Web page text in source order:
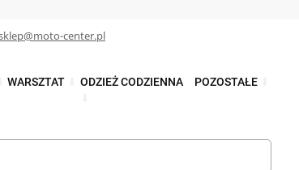
center.pl
WARSZTAT
ODZIEŻ CODZIENNA
POZOSTAŁE